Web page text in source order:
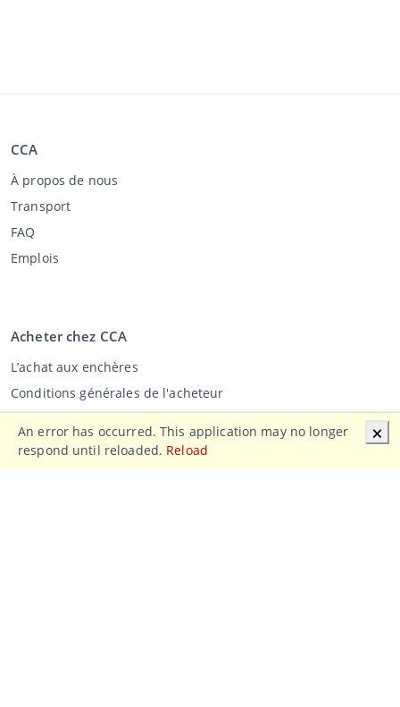
CCA
À propos de nous
Transport
FAQ
Emplois
Acheter chez CCA
L’achat aux enchères
Conditions générales de l'acheteur
Clause de non-responsabilité
Déclaration de confidentialité
An error has occurred. This application may no longer
respond until reloaded. Reload
🗙